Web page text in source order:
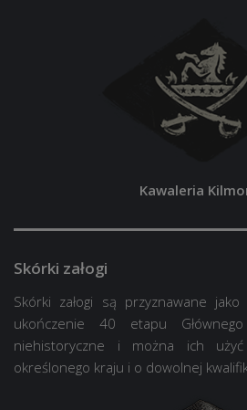
Kawaleria
Skórki załogi
Skórki załogi są przyznawane
ukończenie 40 etapu
niehistoryczne i można ich
określonego kraju i o dowolnej